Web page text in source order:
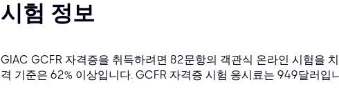
시험 정보
GIAC GCFR 자격증을 취득하려면 82문항의 객관식 온라인 시험을
격 기준은 62% 이상입니다. GCFR 자격증 시험 응시료는 949달러입